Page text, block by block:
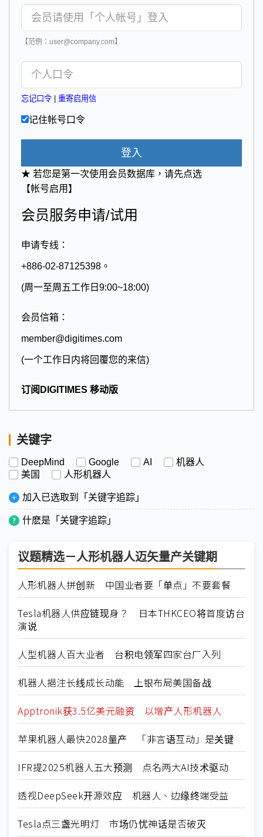
【范例：user@company.com】
忘记口令 重寄启用信
记住帐号口令
登入
★ 若您是第一次使用会员数据库，请先点选
【帐号启用】
会员服务申请/试用
申请专线：
+886-02-87125398。
(周一至周五工作日9:00~18:00)
会员信箱：
member@digitimes.com
(一个工作日内将回覆您的来信)
订阅DIGITIMES 移动版
关键字
DeepMind Google AI
机器人
美国
人形机器人
加入已选取到「关键字追踪」
什麽是「关键字追踪」
议题精选－人形机器人迈矢量产关键期
人形机器人拼创新 中国业者要「单点」不要套餐
Tesla机器人供应链现身？ 日本THKCEO将首度访台
演说
人型机器人百大业者 台积电领军四家台厂入列
机器人挹注长线成长动能 上银布局美国备战
Apptronik获3.5亿美元融资 以增产人形机器人
苹果机器人最快2028量产 「非言语互动」是关键
IFR提2025机器人五大预测 点名两大AI技术驱动
透视DeepSeek开源效应 机器人、边缘终端受益
Tesla点三盏光明灯 市场仍忧神话是否破灭